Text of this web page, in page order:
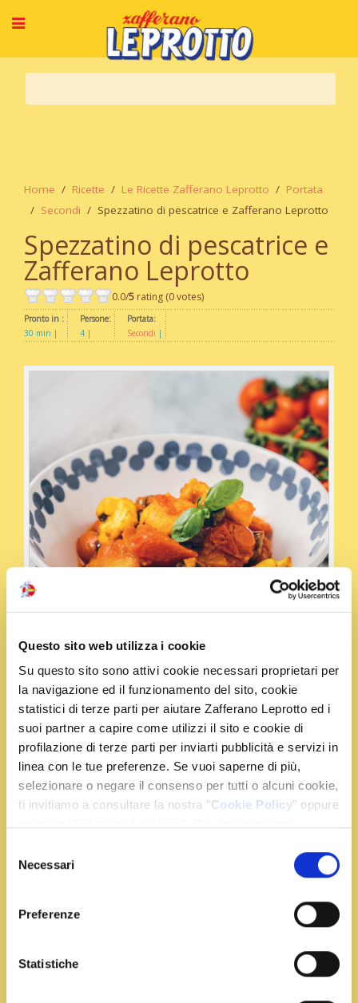
Questo sito web utilizza i cookie
Su questo sito sono attivi cookie necessari proprietari per
la navigazione ed il funzionamento del sito, cookie
statistici di terze parti per aiutare Zafferano Leprotto ed i
suoi partner a capire come utilizzi il sito e cookie di
profilazione di terze parti per inviarti pubblicità e servizi in
linea con le tue preferenze. Se vuoi saperne di più,
selezionare o negare il consenso per tutti o alcuni cookie,
ti invitiamo a consultare la nostra "Cookie Policy" oppure
delNecessari
Preferenze
Statistiche
Home Ricette Le Ricette Zafferano Leprotto
Portata
Secondi
Spezzatino di pescatrice e Zafferano Leprotto
Spezzatino di pescatrice e
Zafferano Leprotto
0.0/5 rating (0 votes)
Pronto in :
30 min
Persone:
4
Portata:
Secondi
Condividi la ricetta
Ingredienti
800 g di rana pescatrice
400 g di pomodorini
120 g di olive taggiasche